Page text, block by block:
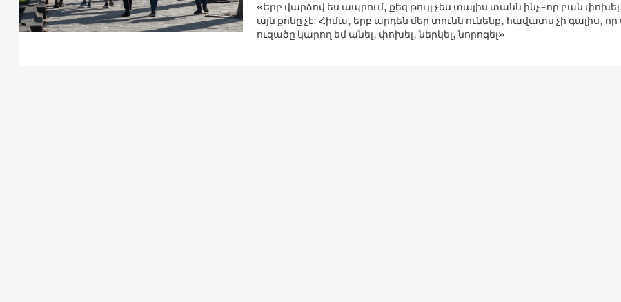
«Երբ վարձով ես ապրում, քեզ թույլ չես տալիս տանն ինչ-որ բան փոխել,
այն քոնը չէ: Հիմա, երբ արդեն մեր տունն ունենք, հավատս չի գալիս,
ուզածը կարող եմ անել, փոխել, ներկել, նորոգել»